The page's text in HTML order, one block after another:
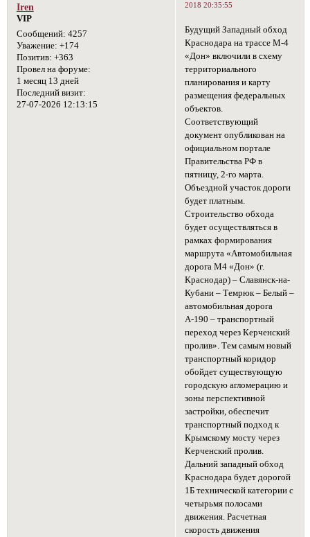
2018 20:35:55
Iren
VIP
Сообщений: 4257
Уважение: +174
Позитив: +363
Провел на форуме:
1 месяц 13 дней
Последний визит:
27-07-2026 12:13:15
Будущий Западный обход
Краснодара на трассе М-4
«Дон» включили в схему
территориального
планирования и карту
размещения федеральных
объектов.
Соответствующий
документ опубликован на
официальном портале
Правительства РФ в
пятницу, 2-го марта.
Объездной участок дороги
будет платным.
Строительство обхода
будет осуществляться в
рамках формирования
маршрута «Автомобильная
дорога М4 «Дон» (г.
Краснодар) – Славянск-на-
Кубани – Темрюк – Белый –
автомобильная дорога
А-190 – транспортный
переход через Керченский
пролив». Тем самым новый
транспортный коридор
обойдет существующую
городскую агломерацию и
зоны перспективной
застройки, обеспечит
транспортный подход к
Крымскому мосту через
Керченский пролив.
Дальний западный обход
Краснодара будет дорогой
1Б технической категории с
четырьмя полосами
движения. Расчетная
скорость движения